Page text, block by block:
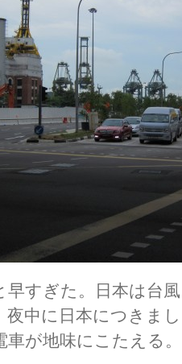
すぎた。日本は台
夜中に日本につきま
が地味にこたえる。